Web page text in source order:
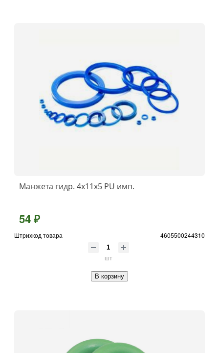
Манжета гидр. 4х11х5 PU имп.
54 ₽
Штрихкод товара 4605500244310
шт
В корзину